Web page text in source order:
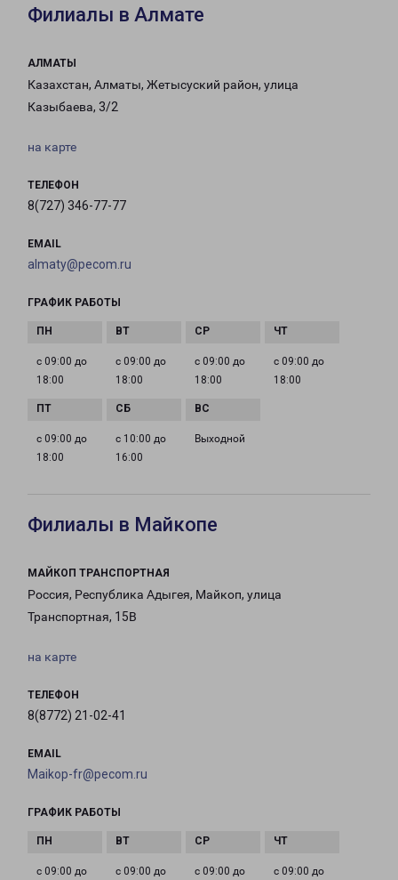
Филиалы в Алмате
АЛМАТЫ
Казахстан, Алматы, Жетысуский район, улица
Казыбаева, 3/2
на карте
ТЕЛЕФОН
8(727) 346-77-77
EMAIL
almaty@pecom.ru
ГРАФИК РАБОТЫ
с 09:00 до
18:00
с 09:00 до
18:00
с 09:00 до
18:00
с 09:00 до
18:00
с 09:00 до
18:00
с 10:00 до
16:00
Выходной
Филиалы в Майкопе
МАЙКОП ТРАНСПОРТНАЯ
Россия, Республика Адыгея, Майкоп, улица
Транспортная, 15В
на карте
ТЕЛЕФОН
8(8772) 21-02-41
EMAIL
Maikop-fr@pecom.ru
ГРАФИК РАБОТЫ
с 09:00 до с 09:00 до с 09:00 до с 09:00 до